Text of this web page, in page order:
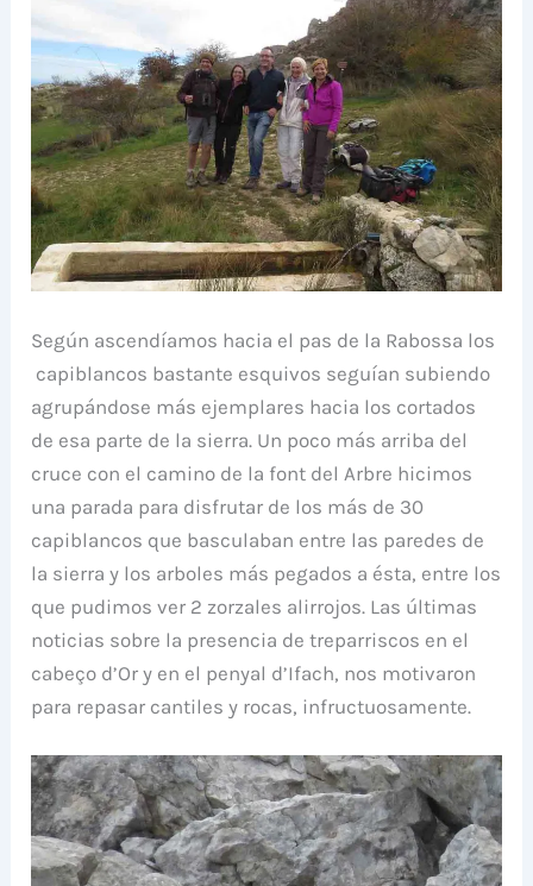
Según ascendíamos hacia el pas de la Rabossa los
capiblancos bastante esquivos seguían subiendo
agrupándose más ejemplares hacia los cortados
de esa parte de la sierra. Un poco más arriba del
cruce con el camino de la font del Arbre hicimos
una parada para disfrutar de los más de 30
capiblancos que basculaban entre las paredes de
la sierra y los arboles más pegados a ésta, entre los
que pudimos ver 2 zorzales alirrojos. Las últimas
noticias sobre la presencia de treparriscos en el
cabeço d’Or y en el penyal d’Ifach, nos motivaron
para repasar cantiles y rocas, infructuosamente.